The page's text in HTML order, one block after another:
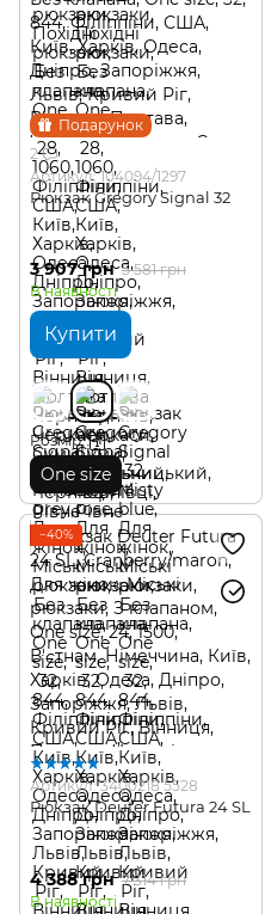
Подарунок
2
Артикул: 104094/1297
Рюкзак Gregory Signal 32
3 907 грн 5 581 грн
В наявності
Купити
Розмір
One size
−40%
Артикул: 3400218 5528
Рюкзак Deuter Futura 24 SL
4 388 грн 7 314 грн
В наявності